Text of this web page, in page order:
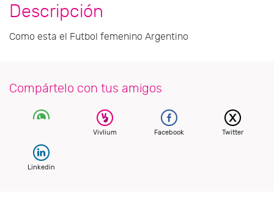
Descripción
Como esta el Futbol femenino Argentino
Compártelo con tus amigos
Vivlium Facebook Twitter
Linkedin